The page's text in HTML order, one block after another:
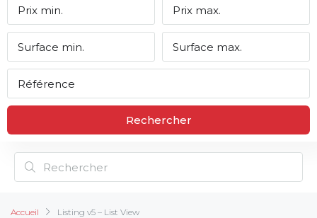
Rechercher
Accueil Listing v5 – List View